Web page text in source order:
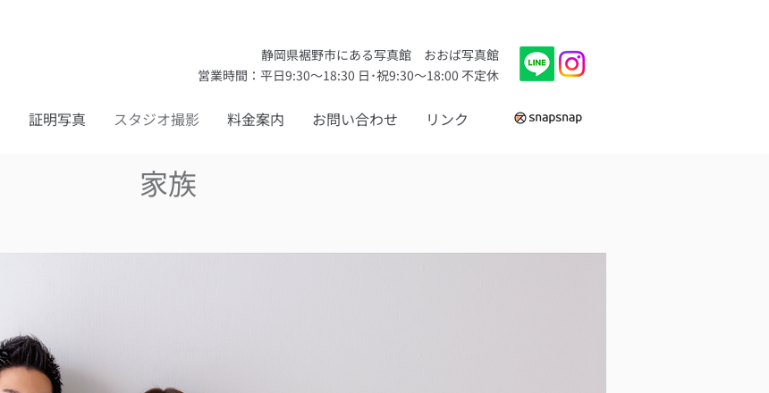
静岡県裾野市にある写真館 おおば写真館
営業時間：平日9:30〜18:30 日･祝9:30〜18:00 不定休
証明写真 スタジオ撮影 料金案内 お問い合わせ リンク
家族